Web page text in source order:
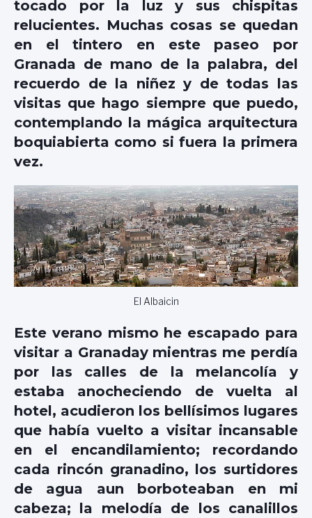
tocado por la luz y sus chispitas
relucientes. Muchas cosas se quedan
en el tintero en este paseo por
Granada de mano de la palabra, del
recuerdo de la niñez y de todas las
visitas que hago siempre que puedo,
contemplando la mágica arquitectura
boquiabierta como si fuera la primera
vez.
El Albaicin
Este verano mismo he escapado para
visitar a Granaday mientras me perdía
por las calles de la melancolía y
estaba anocheciendo de vuelta al
hotel, acudieron los bellísimos lugares
que había vuelto a visitar incansable
en el encandilamiento; recordando
cada rincón granadino, los surtidores
de agua aun borboteaban en mi
cabeza; la melodía de los canalillos